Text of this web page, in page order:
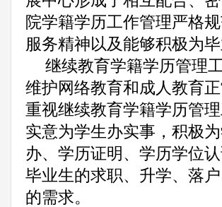
院学籍学历工作管理严格
服务精神以及能够积极为
继续教育学籍学历管理
维护网络教育和成人教育
重视继续教育学籍学历管
实意为学生办实事，积极
办、学历证明、学历学位
毕业生的求职、升学、落
的需求。